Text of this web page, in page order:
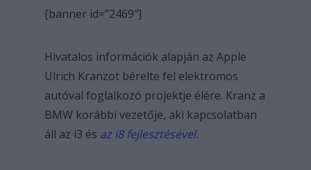
[banner id=”2469″]
Hivatalos információk alapján az Apple
Ulrich Kranzot bérelte fel elektromos
autóval foglalkozó projektje élére. Kranz a
BMW korábbi vezetője, aki kapcsolatban
áll az i3 és az i8 fejlesztésével.